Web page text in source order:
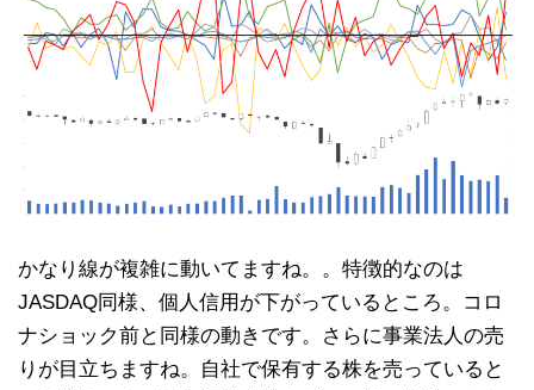
かなり線が複雑に動いてますね。。特徴的なのは
JASDAQ同様、個人信用が下がっているところ。コロ
ナショック前と同様の動きです。さらに事業法人の売
りが目立ちますね。自社で保有する株を売っていると